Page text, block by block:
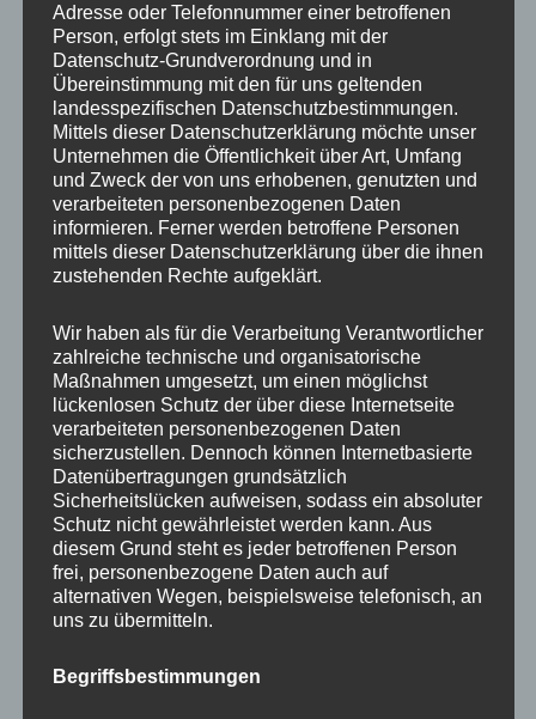
Besonders beeindruckend ist die Herdeweißes
Rotwild, die natürlich in dieser Form nicht
überall zu finden ist. Man ruhte bei meinem
Besuch, der Eindruck war dennoch
überwältigend.
Natürlich darf in einem Wildpark auch
Schwarzwildnicht fehlen und das tut es in
Eekholt auch nicht. Irgendwie hatte ich bei den
Wildschweinen nicht so die Geduld, sonst
wären sicher noch schönere Bilder zu Stande
gekommen.
Adresse oder Telefonnummer einer betroffenen
Person, erfolgt stets im Einklang mit der
Datenschutz-Grundverordnung und in
Übereinstimmung mit den für uns geltenden
landesspezifischen Datenschutzbestimmungen.
Mittels dieser Datenschutzerklärung möchte unser
Unternehmen die Öffentlichkeit über Art, Umfang
und Zweck der von uns erhobenen, genutzten und
verarbeiteten personenbezogenen Daten
informieren. Ferner werden betroffene Personen
mittels dieser Datenschutzerklärung über die ihnen
zustehenden Rechte aufgeklärt.
Wir haben als für die Verarbeitung Verantwortlicher
zahlreiche technische und organisatorische
Maßnahmen umgesetzt, um einen möglichst
lückenlosen Schutz der über diese Internetseite
verarbeiteten personenbezogenen Daten
sicherzustellen. Dennoch können Internetbasierte
Datenübertragungen grundsätzlich
Sicherheitslücken aufweisen, sodass ein absoluter
Schutz nicht gewährleistet werden kann. Aus
diesem Grund steht es jeder betroffenen Person
frei, personenbezogene Daten auch auf
alternativen Wegen, beispielsweise telefonisch, an
uns zu übermitteln.
Begriffsbestimmungen